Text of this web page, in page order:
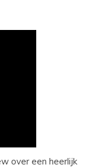
over een heerlijk